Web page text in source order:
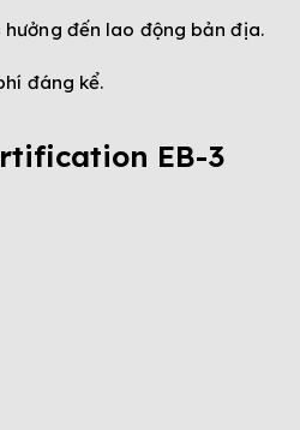
đến lao động bản địa.
đáng kể.
EB-3